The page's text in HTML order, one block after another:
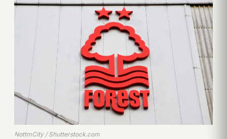
NottmCity / Shutterstock.com